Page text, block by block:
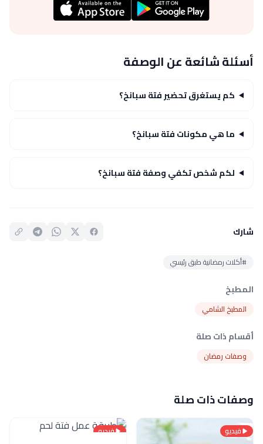
أسئلة شائعة عن الوصفة
كم يستغرق تحضير فتة سبانخ؟
ما هي مكونات فتة سبانخ؟
لكم شخص تكفي وصفة فتة سبانخ؟
شارك
#أكلات رمضانية طبق رئيسي
المطبخ
المطبخ الشامي
أقسام ذات صلة
وصفات رمضان
وصفات ذات صلة
فيديو
فيديو